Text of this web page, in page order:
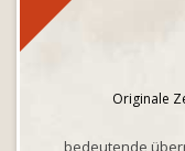
Originale
bedeutende